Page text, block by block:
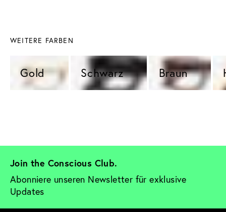
WEITERE FARBEN
Gold Schwarz Braun
Join the Conscious Club.
Abonniere unseren Newsletter für exklusive
Updates